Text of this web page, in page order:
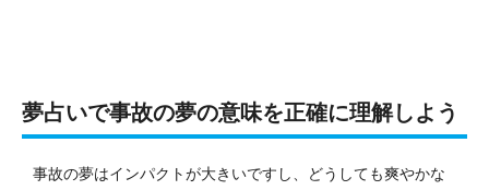
夢占いで事故の夢の意味を正確に理解しよう
事故の夢はインパクトが大きいですし、どうしても爽やかな